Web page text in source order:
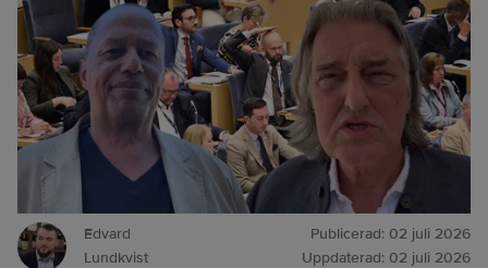
Edvard
Lundkvist
Publicerad: 02 juli 2026
Uppdaterad: 02 juli 2026